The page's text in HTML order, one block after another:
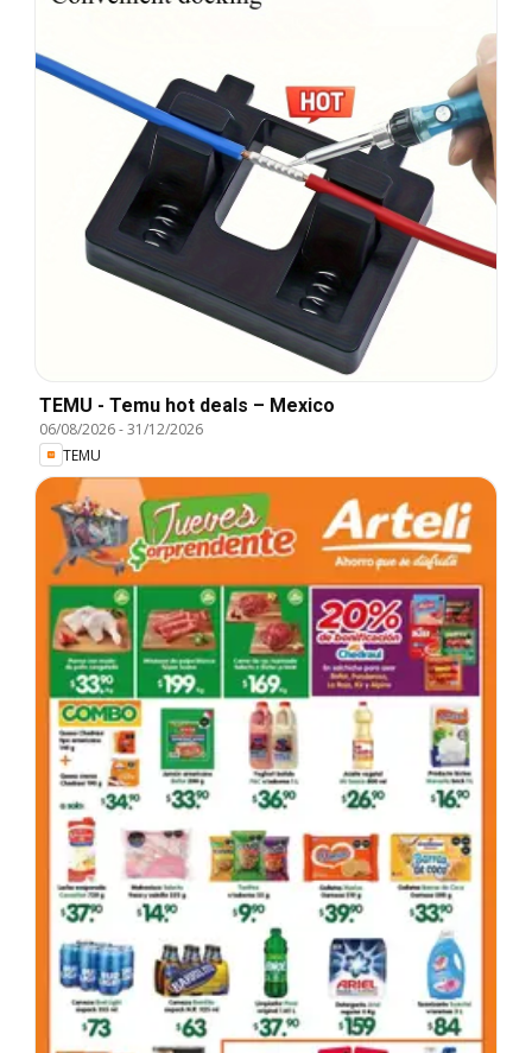
TEMU - Temu hot deals – Mexico
06/08/2026-31/12/2026
TEMU